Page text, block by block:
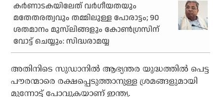
കര്‍ണാടകയിലേത് വര്‍ഗീയതയും
മതേതരത്വവും തമ്മിലുള്ള പോരാട്ടം; 90
ശതമാനം മുസ്‌ലിങ്ങളും കോണ്‍ഗ്രസിന്
വോട്ട് ചെയ്യും: സിദ്ധരാമയ്യ
അതിനിടെ സുഡാനില്‍ ആഭ്യന്തര യുദ്ധത്തില്‍ പെട്ട
പൗരന്മാരെ രക്ഷപ്പെടുത്താനുള്ള ശ്രമങ്ങളുമായി
മുന്നോട്ട് പോവുകയാണ് ഇന്ത്യ.